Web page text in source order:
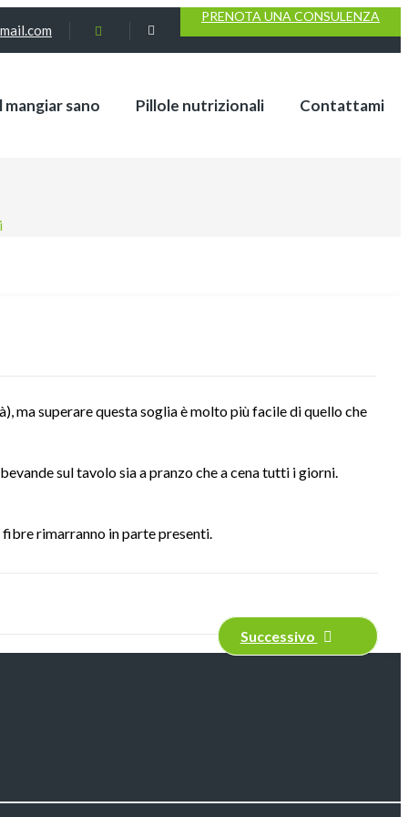
PRENOTA UNA CONSULENZA
sano Pillole nutrizionali Contattami
ma superare questa soglia è molto più facile di quello che
sul tavolo sia a pranzo che a cena tutti i giorni.
rimarranno in parte presenti.
Successivo